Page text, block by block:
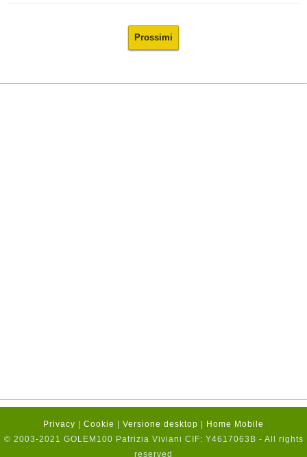
Prossimi
Privacy Cookie Versione desktop
Home Mobile
© 2003-2021 GOLEM100 Patrizia Viviani CIF: Y4617063B - All rights
reserved